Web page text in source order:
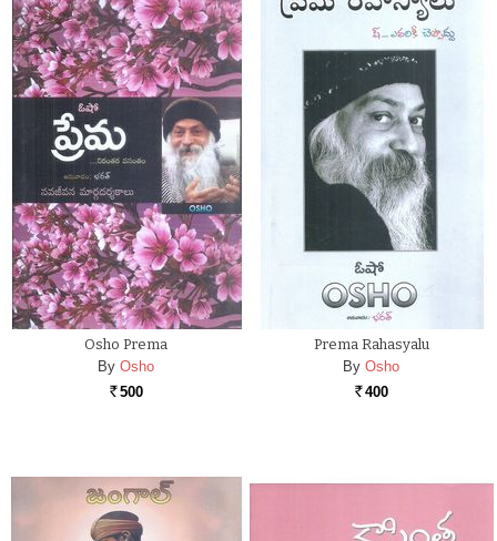
Osho Prema
By Osho
Rs. 500
Prema Rahasyalu
By Osho
Rs. 400